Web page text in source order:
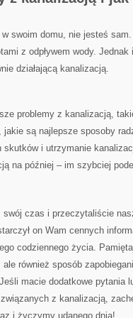
swoim domu, nie jesteś
z odpływem wody.
działającą kanalizacją.
problemy z kanalizacją,
są najlepsze sposoby
skutków i utrzymanie
na później – im szybciej
czas ⁤i przeczytaliście⁣
on Wam cennych
codziennego życia.
również ‍sposób
macie dodatkowe pytania
z kanalizacją,
i życzymy udanego ‌dnia!